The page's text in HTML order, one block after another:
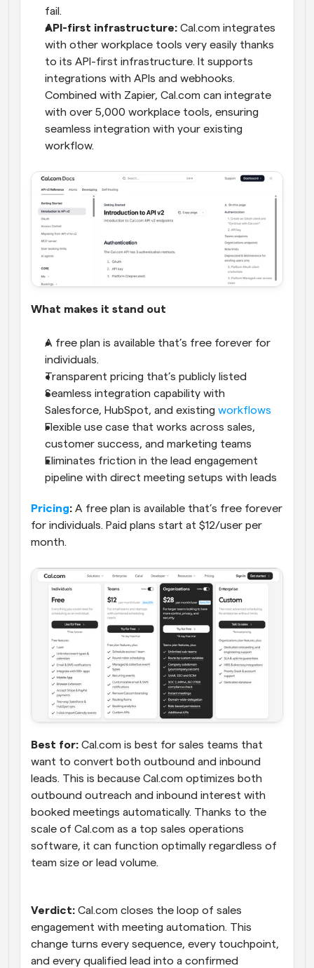
fail.
API-first infrastructure: Cal.com integrates
with other workplace tools very easily thanks
to its API-first infrastructure. It supports
integrations with APIs and webhooks.
Combined with Zapier, Cal.com can integrate
with over 5,000 workplace tools, ensuring
seamless integration with your existing
workflow.
What makes it stand out
A free plan is available that’s free forever for
individuals.
Transparent pricing that’s publicly listed
Seamless integration capability with
Salesforce, HubSpot, and existing workflows
Flexible use case that works across sales,
customer success, and marketing teams
Eliminates friction in the lead engagement
pipeline with direct meeting setups with leads
Pricing: A free plan is available that’s free forever
for individuals. Paid plans start at $12/user per
month.
Best for: Cal.com is best for sales teams that
want to convert both outbound and inbound
leads. This is because Cal.com optimizes both
outbound outreach and inbound interest with
booked meetings automatically. Thanks to the
scale of Cal.com as a top sales operations
software, it can function optimally regardless of
team size or lead volume.
Verdict: Cal.com closes the loop of sales
engagement with meeting automation. This
change turns every sequence, every touchpoint,
and every qualified lead into a confirmed